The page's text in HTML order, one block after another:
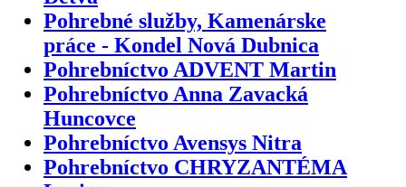
Pohrebné služby, Kamenárske
práce - Kondel Nová Dubnica
Pohrebníctvo ADVENT Martin
Pohrebníctvo Anna Zavacká
Huncovce
Pohrebníctvo Avensys Nitra
Pohrebníctvo CHRYZANTÉMA